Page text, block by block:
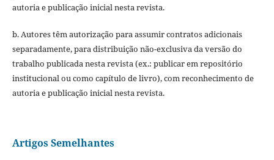
autoria e publicação inicial nesta revista.
b. Autores têm autorização para assumir contratos adicionais
separadamente, para distribuição não-exclusiva da versão do
trabalho publicada nesta revista (ex.: publicar em repositório
institucional ou como capítulo de livro), com reconhecimento de
autoria e publicação inicial nesta revista.
Artigos Semelhantes